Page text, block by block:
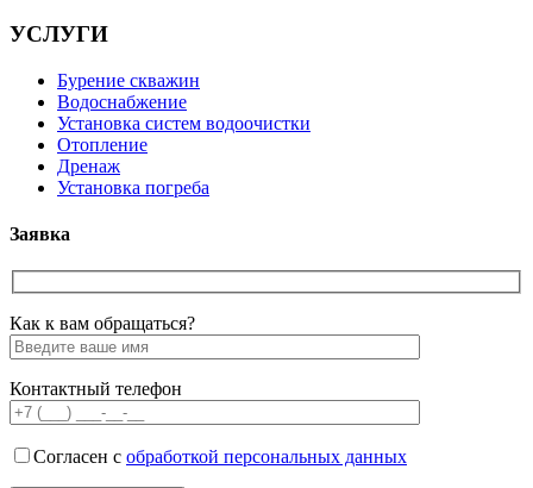
УСЛУГИ
Бурение скважин
Водоснабжение
Установка систем водоочистки
Отопление
Дренаж
Установка погреба
Заявка
Как к вам обращаться?
Контактный телефон
Согласен с обработкой персональных данных